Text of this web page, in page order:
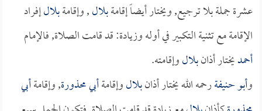
عشرة جملة بلا ترجيع, ويختار أيضاً إقامةبلال, وإقامةبلالإفراد
الإقامة مع تثنية التكبير في أوله وزيادة: قد قامت الصلاة, فالإمام
أحمديختار أذانبلالوإقامته.
وأبو حنيفةرحمه الله يختار أذانبلالوإقامةأبي محذورة, وإقامةأبي